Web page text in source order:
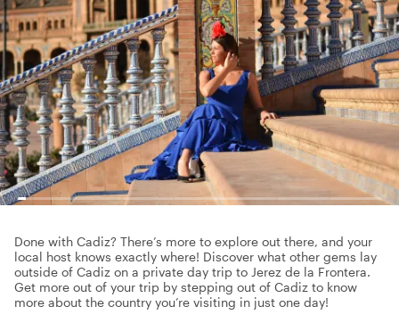
Done with Cadiz? There’s more to explore out there, and your
local host knows exactly where! Discover what other gems lay
outside of Cadiz on a private day trip to Jerez de la Frontera.
Get more out of your trip by stepping out of Cadiz to know
more about the country you’re visiting in just one day!